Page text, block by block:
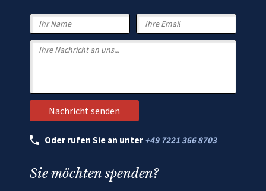
Oder rufen Sie an unter +49 7221 366 8703
Sie möchten spenden?